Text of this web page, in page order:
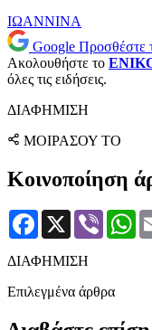
ΙΩΑΝΝΙΝΑ
Google Προσθέστε
Ακολουθήστε το
όλες τις ειδήσεις.
ΔΙΑΦΗΜΙΣΗ
ΜΟΙΡΑΣΟΥ ΤΟ
Κοινοποίηση
Facebook
X Viber
ΔΙΑΦΗΜΙΣΗ
Επιλεγμένα άρθρα